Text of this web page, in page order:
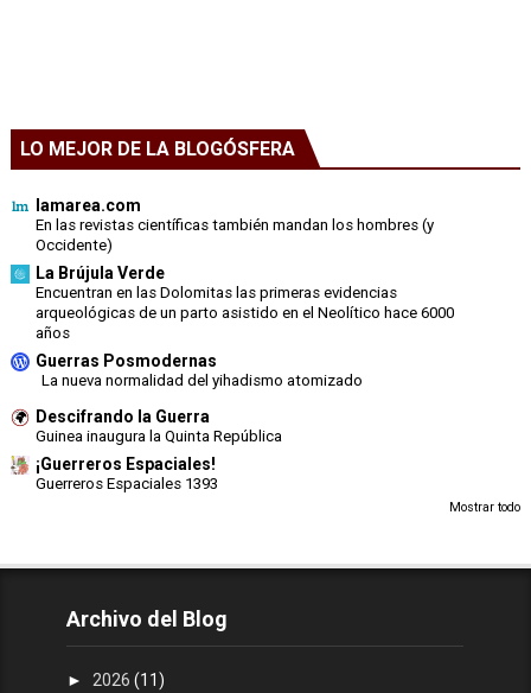
LO MEJOR DE LA BLOGÓSFERA
lamarea.com
En las revistas científicas también mandan los hombres (y
Occidente)
La Brújula Verde
Encuentran en las Dolomitas las primeras evidencias
arqueológicas de un parto asistido en el Neolítico hace 6000
años
Guerras Posmodernas
La nueva normalidad del yihadismo atomizado
Descifrando la Guerra
Guinea inaugura la Quinta República
¡Guerreros Espaciales!
Guerreros Espaciales 1393
Mostrar todo
Archivo del Blog
► 2026(11)